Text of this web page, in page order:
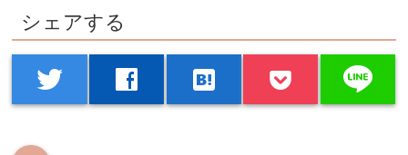
シェアする
twitter facebook hatenabookmark line